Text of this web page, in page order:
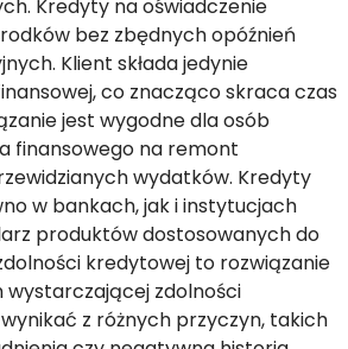
Kredyty na oświadczenie
bez zbędnych opóźnień
Klient składa jedynie
co znacząco skraca czas
jest wygodne dla osób
finansowego na remont
wydatków. Kredyty
w bankach, jak i instytucjach
produktów dostosowanych do
kredytowej to rozwiązanie
wystarczającej zdolności
z różnych przyczyn, takich